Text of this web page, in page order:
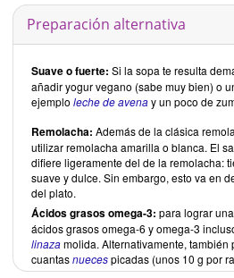
Preparación alternativa
Suave o fuerte: Si la sopa te resulta
añadir yogur vegano (sabe muy bien) o
ejemplo leche de avenay un poco de
Remolacha: Además de la clásica
utilizar remolacha amarilla o blanca. El
difiere ligeramente del de la remolacha:
suave y dulce. Sin embargo, esto va en
del plato.
Ácidos grasos omega-3: para lograr
ácidos grasos omega-6 y omega-3
linazamolida. Alternativamente, también
cuantasnuecespicadas (unos 10 g por